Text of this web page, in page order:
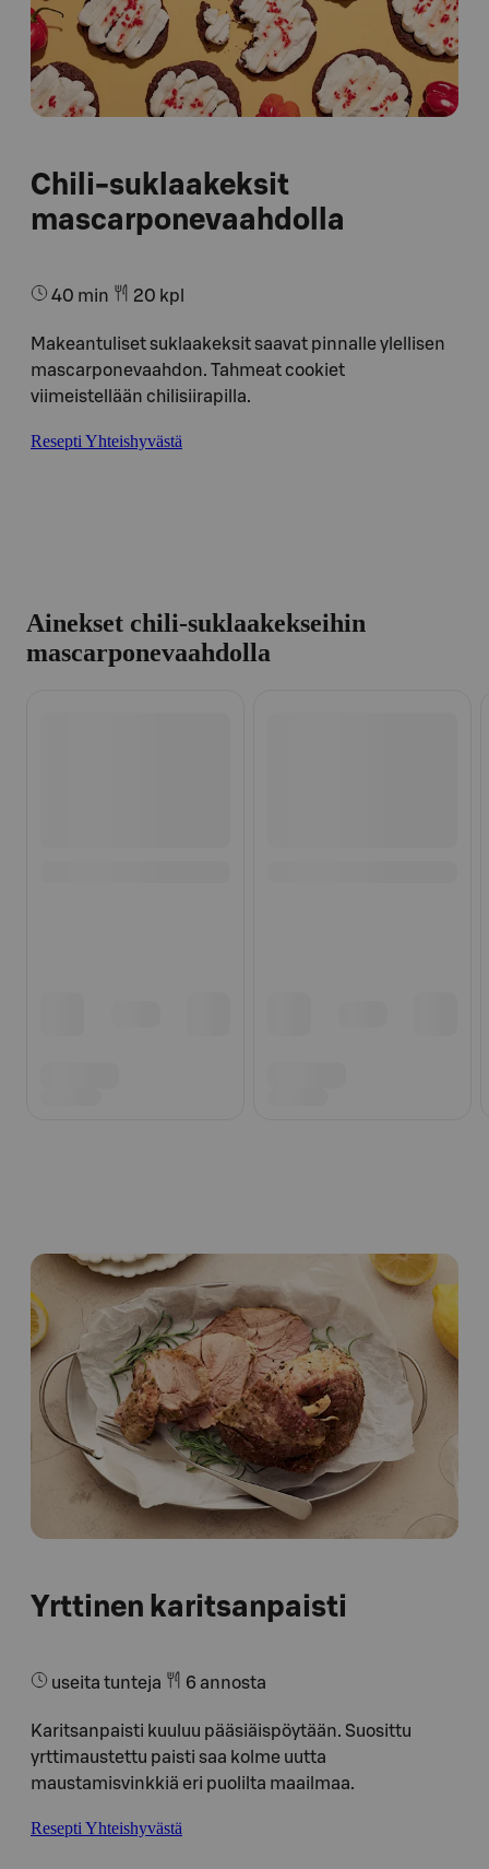
Chili-suklaakeksit
mascarponevaahdolla
40 min 20 kpl
Makeantuliset suklaakeksit saavat pinnalle ylellisen
mascarponevaahdon. Tahmeat cookiet
viimeistellään chilisiirapilla.
Resepti Yhteishyvästä
Ainekset chili-suklaakekseihin
mascarponevaahdolla
Yrttinen karitsanpaisti
useita tunteja 6 annosta
Karitsanpaisti kuuluu pääsiäispöytään. Suosittu
yrttimaustettu paisti saa kolme uutta
maustamisvinkkiä eri puolilta maailmaa.
Resepti Yhteishyvästä